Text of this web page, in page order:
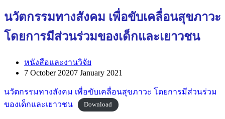
นวัตกรรมทางสังคม เพื่อขับเคลื่อนสุขภาวะ
โดยการมีส่วนร่วมของเด็กและเยาวชน
หนังสือและงานวิจัย
7 October 20207 January 2021
นวัตกรรมทางสังคม เพื่อขับเคลื่อนสุขภาวะ โดยการมีส่วนร่วม
ของเด็กและเยาวชน
Download